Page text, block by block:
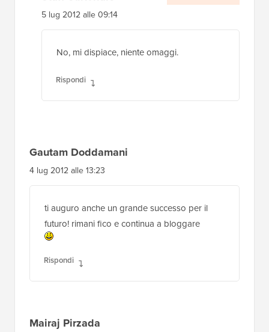
5 lug 2012 alle 09:14
No, mi dispiace, niente omaggi.
Rispondi
Gautam Doddamani
4 lug 2012 alle 13:23
ti auguro anche un grande successo per il
futuro! rimani fico e continua a bloggare
Rispondi
Mairaj Pirzada